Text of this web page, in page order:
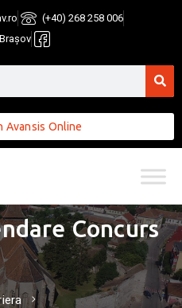
(+40) 268 258 006
Avansis Online
Concurs